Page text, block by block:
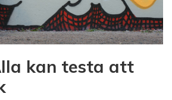
kan testa att